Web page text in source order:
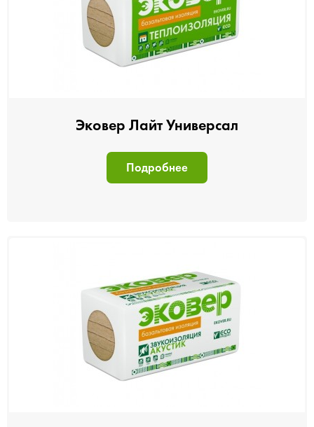
Эковер Лайт Универсал
Подробнее